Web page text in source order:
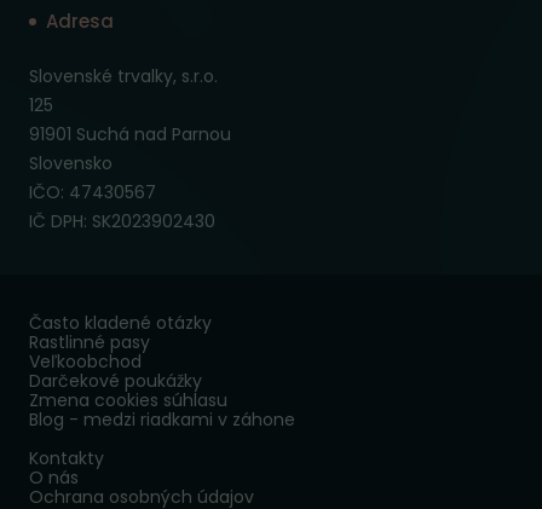
Adresa
Slovenské trvalky, s.r.o.
125
91901 Suchá nad Parnou
Slovensko
IČO: 47430567
IČ DPH: SK2023902430
Často kladené otázky
Rastlinné pasy
Veľkoobchod
Darčekové poukážky
Zmena cookies súhlasu
Blog - medzi riadkami v záhone
Kontakty
O nás
Ochrana osobných údajov